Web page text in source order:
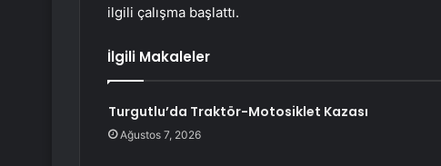
ilgili çalışma başlattı.
İlgili Makaleler
Turgutlu’da Traktör-Motosiklet Kazası
Ağustos 7, 2026